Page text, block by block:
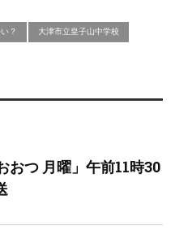
？
大津市立皇子山中学校
つ 月曜」午前11時30